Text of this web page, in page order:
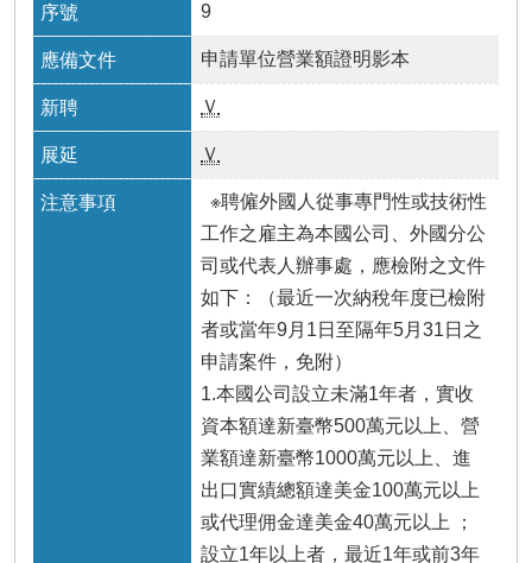
9
申請單位營業額證明影本
Ｖ
Ｖ
※聘僱外國人從事專門性或技術性
工作之雇主為本國公司、外國分公
司或代表人辦事處，應檢附之文件
如下：（最近一次納稅年度已檢附
者或當年9月1日至隔年5月31日之
申請案件，免附）
1.本國公司設立未滿1年者，實收
資本額達新臺幣500萬元以上、營
業額達新臺幣1000萬元以上、進
出口實績總額達美金100萬元以上
或代理佣金達美金40萬元以上 ；
設立1年以上者，最近1年或前3年